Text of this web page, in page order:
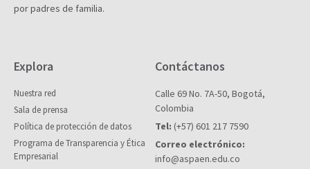
por padres de familia.
Explora
Nuestra red
Sala de prensa
Política de protección de datos
Programa de Transparencia y Ética
Empresarial
Contáctanos
Calle 69 No. 7A-50, Bogotá,
Colombia
Tel: (+57) 601 217 7590
Correo electrónico:
info@aspaen.edu.co